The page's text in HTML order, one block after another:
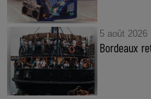
5 août 2026
Bordeaux